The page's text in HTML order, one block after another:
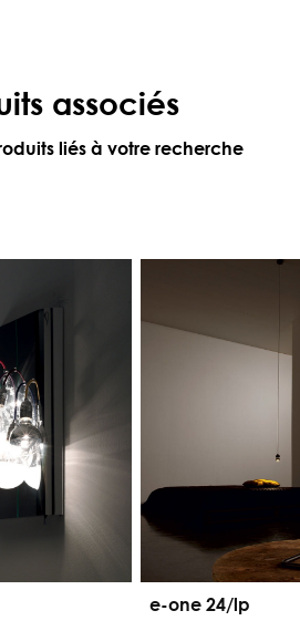
associés
liés à votre recherche
e-one 24/lp